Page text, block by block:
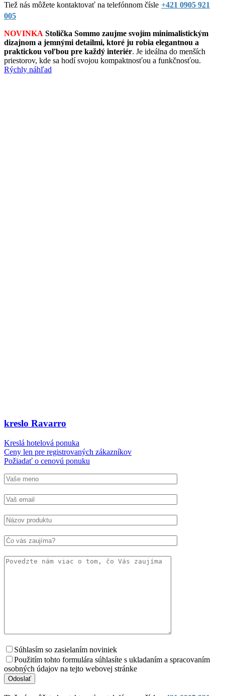
Tiež nás môžete kontaktovať na telefónnom čísle +421 0905 921
005
NOVINKA Stolička Sommo zaujme svojím minimalistickým
dizajnom a jemnými detailmi, ktoré ju robia elegantnou a
praktickou voľbou pre každý interiér. Je ideálna do menších
priestorov, kde sa hodí svojou kompaktnosťou a funkčnosťou.
Rýchly náhľad
kreslo Ravarro
Kreslá hotelová ponuka
Ceny len pre registrovaných zákazníkov
Požiadať o cenovú ponuku
Súhlasím so zasielaním noviniek
Použitím tohto formulára súhlasíte s ukladaním a spracovaním
osobných údajov na tejto webovej stránke